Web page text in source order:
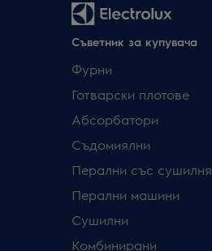
Съветник за купувача
Фурни
Готварски плотове
Абсорбатори
Съдомиялни
Перални със сушилня
Перални машини
Сушилни
Комбинирани